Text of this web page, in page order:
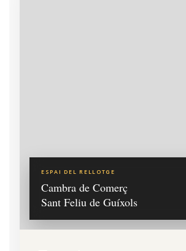
ESPAI DEL RELLOTGE
Cambra de Comerç
Sant Feliu de Guíxols